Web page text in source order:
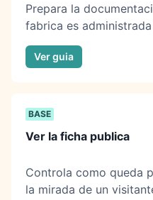
Prepara la
fabrica es
Ver guia
BASE
Ver la ficha publica
Controla como queda
la mirada de un